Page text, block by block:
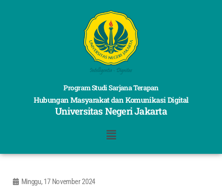
Program Studi Sarjana Terapan
Hubungan Masyarakat dan Komunikasi Digital
Universitas Negeri Jakarta
Minggu, 17 November 2024